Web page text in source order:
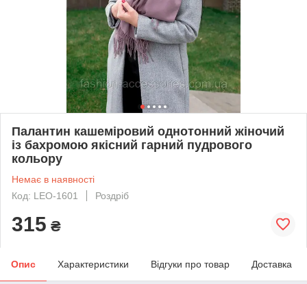
Палантин кашеміровий однотонний жіночий
із бахромою якісний гарний пудрового
кольору
Немає в наявності
Код: LEO-1601
Роздріб
315 ₴
Опис Характеристики Відгуки про товар Доставка